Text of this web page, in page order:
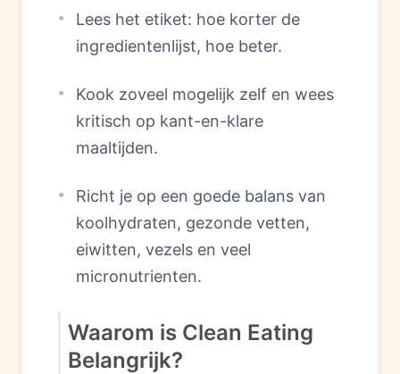
Lees het etiket: hoe korter de
ingredientenlijst, hoe beter.
Kook zoveel mogelijk zelf en wees
kritisch op kant-en-klare
maaltijden.
Richt je op een goede balans van
koolhydraten, gezonde vetten,
eiwitten, vezels en veel
micronutrienten.
Waarom is Clean Eating
Belangrijk?